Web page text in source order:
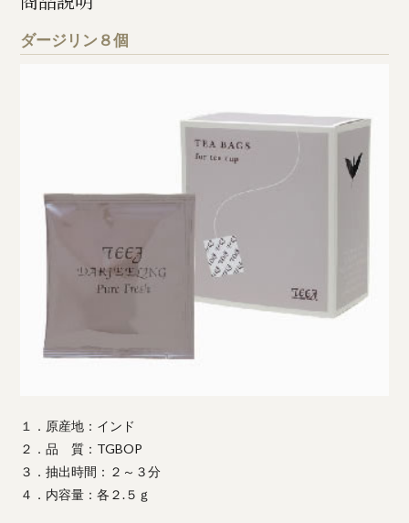
ダージリン８個
１．原産地：インド
２．品 質：TGBOP
３．抽出時間：２～３分
４．内容量：各２.５ｇ